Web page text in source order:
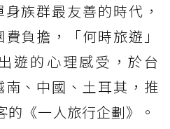
族群最友善的時代，
負擔，「何時旅遊」
遊的心理感受，於台
、中國、土耳其，推
《一人旅行企劃》。